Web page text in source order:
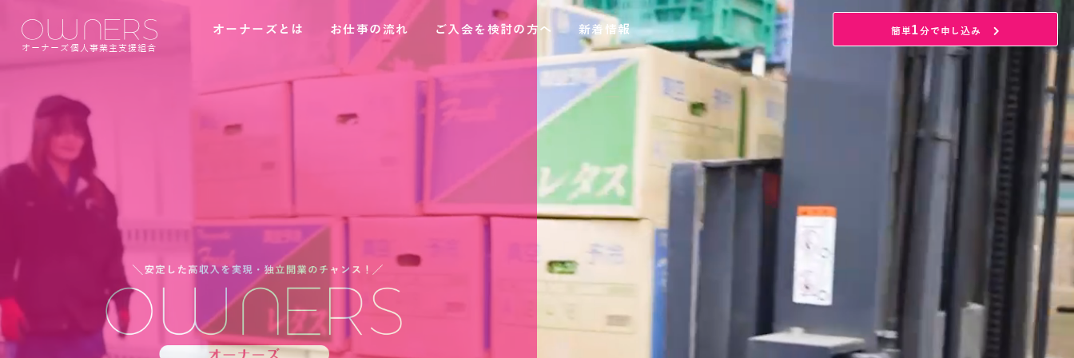
オーナーズ個人事業主支援組合
オーナーズとは お仕事の流れ ご入会を検討の方へ 新着情報 簡単1分で申し込み